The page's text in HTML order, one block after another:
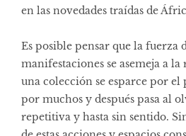
en las novedades traídas de
Es posible pensar que la fuerza
manifestaciones se asemeja a
una colección se esparce por el
por muchos y después pasa al
repetitiva y hasta sin sentido.